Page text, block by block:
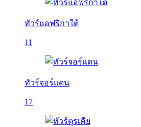
ทัวร์แอฟริกาใต้
11
ทัวร์จอร์แดน
17